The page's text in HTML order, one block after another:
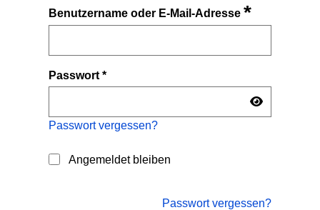
Benutzername oder E-Mail-Adresse*
Passwort*
Passwort vergessen?
Angemeldet bleiben
Passwort vergessen?